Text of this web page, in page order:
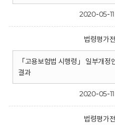
2020-05-11
법령평가
「고용보험법 시행령」 일부개
결과
2020-05-11
법령평가